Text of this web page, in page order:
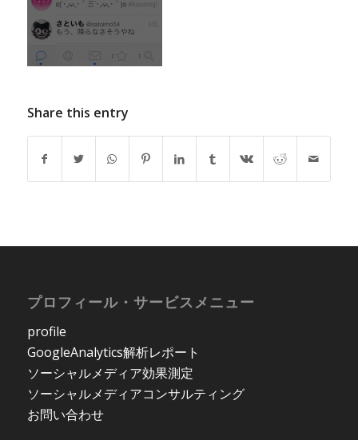
Share this entry
プロフィール・サービスメニュー
profile
GoogleAnalytics解析レポート
ソーシャルメディア効果測定
ソーシャルメディアコンサルティング
お問い合わせ